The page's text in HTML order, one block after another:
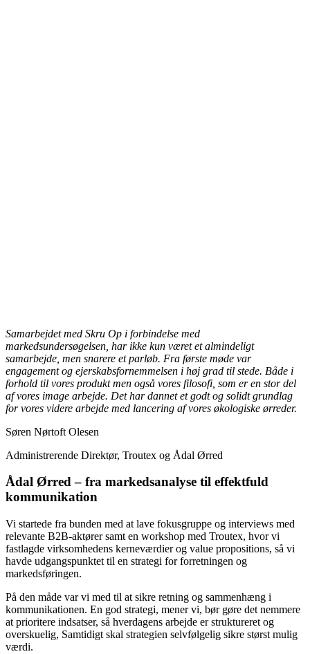
Samarbejdet med Skru Op i forbindelse med
markedsundersøgelsen, har ikke kun været et almindeligt
samarbejde, men snarere et parløb. Fra første møde var
engagement og ejerskabsfornemmelsen i høj grad til stede. Både i
forhold til vores produkt men også vores filosofi, som er en stor del
af vores image arbejde. Det har dannet et godt og solidt grundlag
for vores videre arbejde med lancering af vores økologiske ørreder.
Søren Nørtoft Olesen
Administrerende Direktør, Troutex og Ådal Ørred
Ådal Ørred – fra markedsanalyse til effektfuld
kommunikation
Vi startede fra bunden med at lave fokusgruppe og interviews med
relevante B2B-aktører samt en workshop med Troutex, hvor vi
fastlagde virksomhedens kerneværdier og value propositions, så vi
havde udgangspunktet til en strategi for forretningen og
markedsføringen.
På den måde var vi med til at sikre retning og sammenhæng i
kommunikationen. En god strategi, mener vi, bør gøre det nemmere
at prioritere indsatser, så hverdagens arbejde er struktureret og
overskuelig, Samtidigt skal strategien selvfølgelig sikre størst mulig
værdi.